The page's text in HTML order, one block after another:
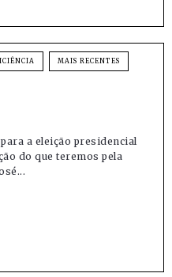
MAIS RECENTES
a eleição presidencial
do que teremos pela